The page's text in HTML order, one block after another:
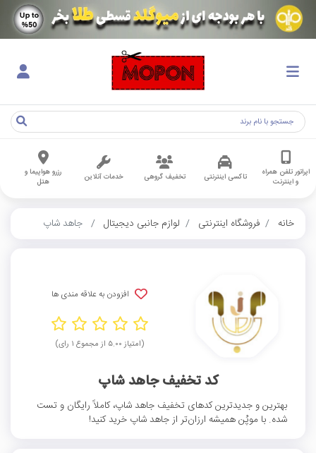
اپراتور تلفن همراه
و اینترنت
تاکسی اینترنتی تخفیف گروهی خدمات آنلاین
رزرو هواپیما و
هتل
خانه فروشگاه اینترنتی لوازم جانبی دیجیتال جاهد شاپ
افزودن به علاقه مندی ها
(امتیاز ۵.۰۰ از مجموع ۱ رای)
کد تخفیف جاهد شاپ
بهترین و جدیدترین کد‌های تخفیف جاهد شاپ، کاملاً رایگان و تست
شده. با موپُن همیشه ارزان‌تر از جاهد شاپ خرید کنید!